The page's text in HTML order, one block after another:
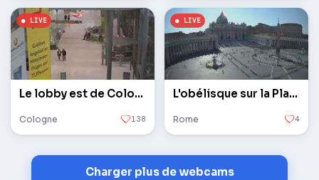
Le lobby est de Cologne / Bonn
Cologne 138
L'obélisque sur la Place Saint-Pierre au Vatican
Rome 4
Charger plus de webcams